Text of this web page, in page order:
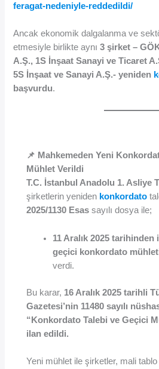
feragat-nedeniyle-reddedildi/
Ancak ekonomik dalgalanma ve
etmesiyle birlikte aynı3 şirket –
A.Ş., 1S İnşaat Sanayi ve Ticaret
5S İnşaat ve Sanayi A.Ş.- yeniden
başvurdu.
📌 Mahkemeden Yeni
Mühlet Verildi
T.C. İstanbul Anadolu 1. Asliye
şirketlerin yeniden konkordato
2025/1130 Esas sayılı dosya ile;
11 Aralık 2025 tarihinden
geçici konkordato
verdi.
Bu karar, 16 Aralık 2025 tarihli
Gazetesi’nin 11480 sayılı
“Konkordato Talebi ve Geçici
ilan edildi.
Yeni mühlet ile şirketler, mali